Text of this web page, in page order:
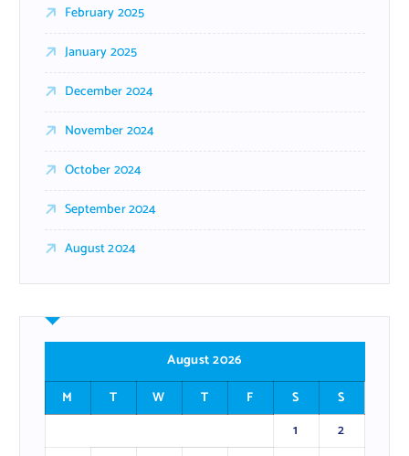
February 2025
January 2025
December 2024
November 2024
October 2024
September 2024
August 2024
August 2026
M
T W T F S
S
1
2